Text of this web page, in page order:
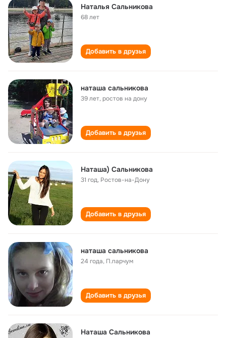
Наталья Сальникова
68 лет
Добавить в друзья
наташа сальникова
39 лет,ростов на дону
Добавить в друзья
Наташа) Сальникова
31 год, Ростов-на-Дону
Добавить в друзья
наташа сальникова
24 года, П.парчум
Добавить в друзья
Наташа Сальникова